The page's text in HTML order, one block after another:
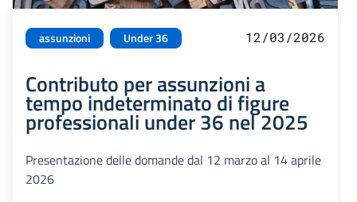
assunzioni Under 36 12/03/2026
Contributo per assunzioni a
tempo indeterminato di figure
professionali under 36 nel 2025
Presentazione delle domande dal 12 marzo al 14 aprile
2026